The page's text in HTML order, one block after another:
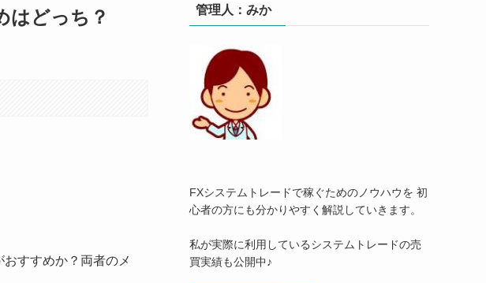
はどっち？
すすめか？両者のメ
管理人：みか
FXシステムトレードで稼ぐためのノウハウを 初
心者の方にも分かりやすく解説していきます。
私が実際に利用しているシステムトレードの売
買実績も公開中♪